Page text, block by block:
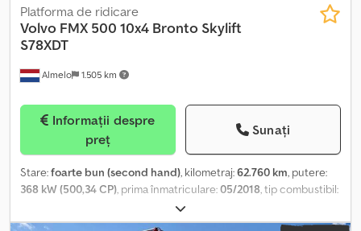
Almelo 1.505 km
Platforma de ridicare
Volvo FMX 500 10x4 Bronto Skylift
S78XDT
preț
Sunați
Stare:foarte bun (second hand), kilometraj:62.760 km, putere:
368 kW (500,34 CP), prima înmatriculare:05/2018, tip combustibil:
, dimensiunea anvelopei:
10x4, combustibil:motorină, frâne:retarder, culoare:alb, tip de